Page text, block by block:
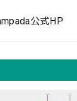
公式HP